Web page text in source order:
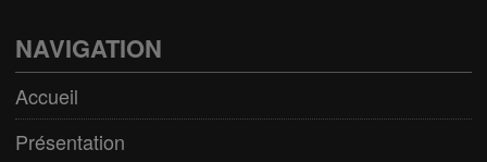
Bien être/Santé
Culture/Loisirs
Electro/Transe
NAVIGATION
Accueil
Présentation